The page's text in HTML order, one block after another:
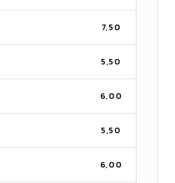
7,50
5,50
6,00
5,50
6,00